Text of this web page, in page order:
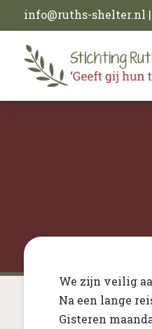
info@ruths-shelter.nl
We zijn veilig
Na een lange
Gisteren